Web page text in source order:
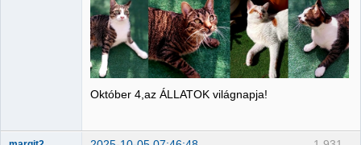
Október 4,az ÁLLATOK világnapja!